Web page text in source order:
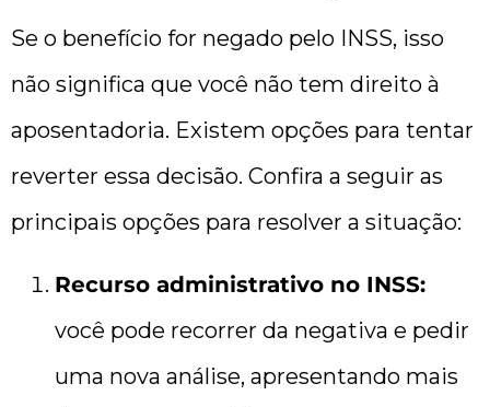
Se o benefício for negado pelo INSS, isso
não significa que você não tem direito à
aposentadoria. Existem opções para tentar
reverter essa decisão. Confira a seguir as
principais opções para resolver a situação:
Recurso administrativo no INSS:
você pode recorrer da negativa e pedir
uma nova análise, apresentando mais